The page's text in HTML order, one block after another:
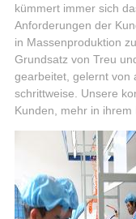
kümmert immer sich
Anforderungen der
in Massenproduktion
Grundsatz von Treu
gearbeitet, gelernt von
schrittweise. Unsere
Kunden, mehr in